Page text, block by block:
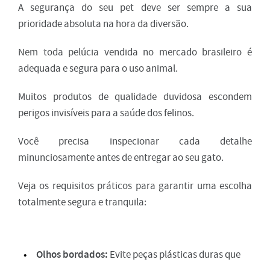
A segurança do seu pet deve ser sempre a sua
prioridade absoluta na hora da diversão.
Nem toda pelúcia vendida no mercado brasileiro é
adequada e segura para o uso animal.
Muitos produtos de qualidade duvidosa escondem
perigos invisíveis para a saúde dos felinos.
Você precisa inspecionar cada detalhe
minunciosamente antes de entregar ao seu gato.
Veja os requisitos práticos para garantir uma escolha
totalmente segura e tranquila:
Olhos bordados: Evite peças plásticas duras que